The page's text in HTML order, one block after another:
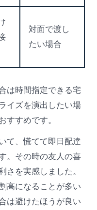
対面で渡し
たい場合
は時間指定できる宅
イズを演出したい場
すすめです。
て、慌てて即日配達
。その時の友人の喜
さを実感しました。
高になることが多い
は避けたほうが良い